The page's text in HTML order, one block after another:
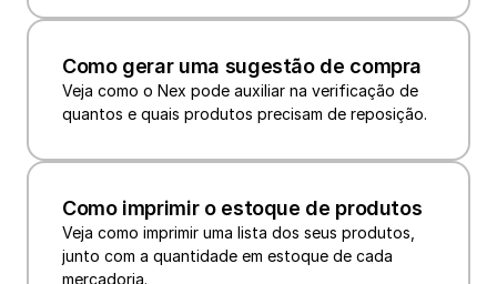
Como gerar uma sugestão de compra
Veja como o Nex pode auxiliar na verificação de
quantos e quais produtos precisam de reposição.
Como imprimir o estoque de produtos
Veja como imprimir uma lista dos seus produtos,
junto com a quantidade em estoque de cada
mercadoria.